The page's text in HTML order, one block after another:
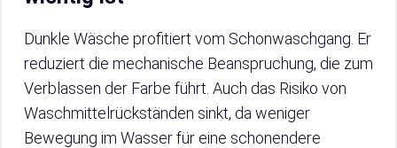
Dunkle Wäsche profitiert vom Schonwaschgang. Er
reduziert die mechanische Beanspruchung, die zum
Verblassen der Farbe führt. Auch das Risiko von
Waschmittelrückständen sinkt, da weniger
Bewegung im Wasser für eine schonendere